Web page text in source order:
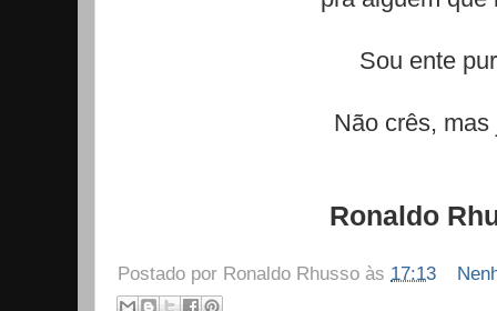
Sou ente
Não crês, mas
Ronaldo
Postado por Ronaldo Rhusso às 17:13